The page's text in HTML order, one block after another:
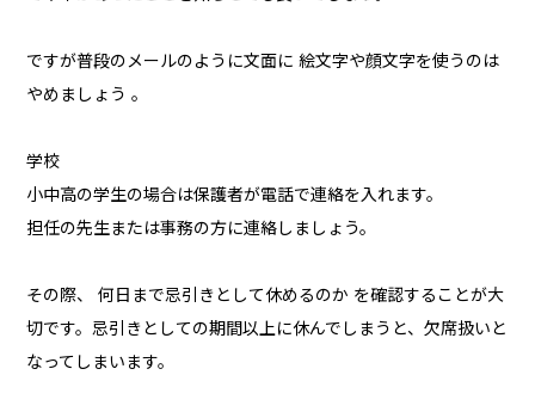
ですが普段のメールのように文面に 絵文字や顔文字を使うのは
やめましょう 。
学校
小中高の学生の場合は保護者が電話で連絡を入れます。
担任の先生または事務の方に連絡しましょう。
その際、 何日まで忌引きとして休めるのか を確認することが大
切です。忌引きとしての期間以上に休んでしまうと、欠席扱いと
なってしまいます。